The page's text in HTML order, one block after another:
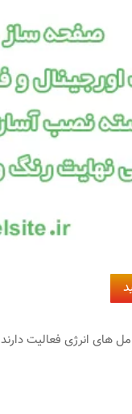
های انرژی فعالیت دارند